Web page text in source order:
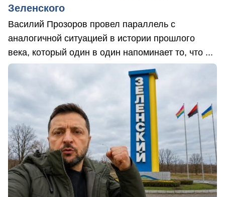
Зеленского
Василий Прозоров провел параллель с
аналогичной ситуацией в истории прошлого
века, который один в один напоминает то, что ...